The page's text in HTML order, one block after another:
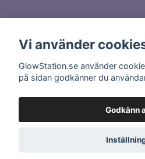
Sociala medier
© 2026
Vi använder
GlowStation.se använder
på sidan godkänner du
Godkänn